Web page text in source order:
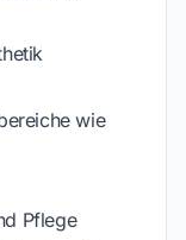
wie
Pflege